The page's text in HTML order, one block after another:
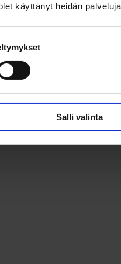
käyttänyt heidän
Salli valinta